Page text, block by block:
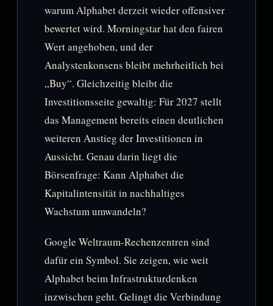
warum Alphabet derzeit wieder offensiver
bewertet wird. Morningstar hat den fairen
Wert angehoben, und der
Analystenkonsens bleibt mehrheitlich bei
„Buy“. Gleichzeitig bleibt die
Investitionsseite gewaltig: Für 2027 stellt
das Management bereits einen deutlichen
weiteren Anstieg der Investitionen in
Aussicht. Genau darin liegt die
Börsenfrage: Kann Alphabet die
Kapitalintensität in nachhaltiges
Wachstum umwandeln?
Google Weltraum-Rechenzentren sind
dafür ein Symbol. Sie zeigen, wie weit
Alphabet beim Infrastrukturdenken
inzwischen geht. Gelingt die Verbindung